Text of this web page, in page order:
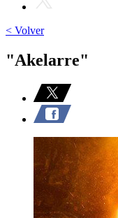
< Volver
"Akelarre"